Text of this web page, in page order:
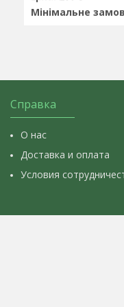
Мінімальне
Справка
О нас
Доставка и оплата
Условия